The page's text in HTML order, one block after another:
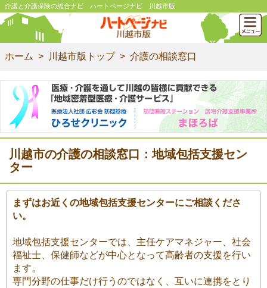
介護と介護保険の総合ナビ ハートページナビ 川越市版
ホーム 川越市版トップ 介護の相談窓口
川越市の介護の相談窓口：地域包括支援セン
ター
まずはお近くの地域包括支援センターにご相談くださ
い。
地域包括支援センターでは、主任ケアマネジャー、社会
福祉士、保健師などが中心となって高齢者の支援を行い
ます。
専門分野の仕事だけ行うのではなく、互いに連携をとり